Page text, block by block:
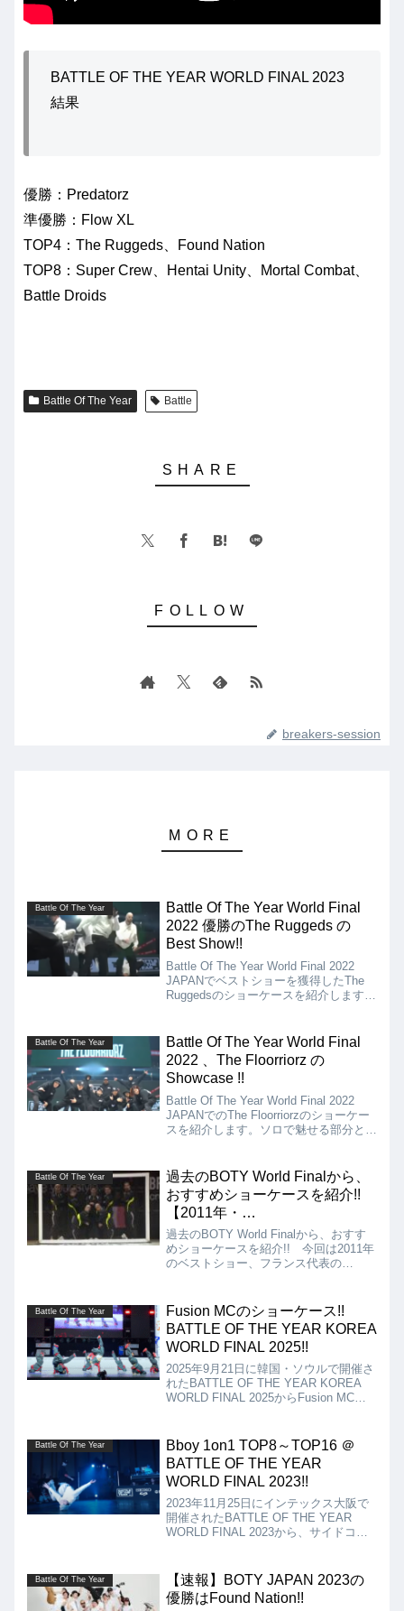
BATTLE OF THE YEAR WORLD FINAL 2023
結果
優勝：Predatorz
準優勝：Flow XL
TOP4：The Ruggeds、Found Nation
TOP8：Super Crew、Hentai Unity、Mortal Combat、
Battle Droids
Battle Of The Year Battle
breakers-session
Battle Of The Year
Battle Of The Year World Final
2022 優勝のThe Ruggeds の
Best Show!!
Battle Of The Year World Final 2022
JAPANでベストショーを獲得したThe
Ruggedsのショーケースを紹介します。
ョー。
Battle Of The Year
Battle Of The Year World Final
2022 、The Floorriorz の
Showcase !!
Battle Of The Year World Final 2022
JAPANでのThe Floorriorzのショーケー
スを紹介します。ソロで魅せる部分と、
います。
Battle Of The Year
過去のBOTY World Finalから、
おすすめショーケースを紹介!!
【2011年・
VAGABONDS（France）】
過去のBOTY World Finalから、おすす
めショーケースを紹介!! 今回は2011年
のベストショー、フランス代表の
画面を破って出てくる演出がクールで
す!!
Battle Of The Year
Fusion MCのショーケース!!
BATTLE OF THE YEAR KOREA
WORLD FINAL 2025!!
2025年9月21日に韓国・ソウルで開催さ
れたBATTLE OF THE YEAR KOREA
WORLD FINAL 2025からFusion MCの
を馳せていますが、その実力はショーケ
ースでも存分に発揮されており、非常に
素晴らしいショーケースを作り上げてき
てくれています!!
Battle Of The Year
Bboy 1on1 TOP8～TOP16 ＠
BATTLE OF THE YEAR
WORLD FINAL 2023!!
2023年11月25日にインテックス大阪で
開催されたBATTLE OF THE YEAR
WORLD FINAL 2023から、サイドコン
す。
Battle Of The Year
【速報】BOTY JAPAN 2023の
優勝はFound Nation!!